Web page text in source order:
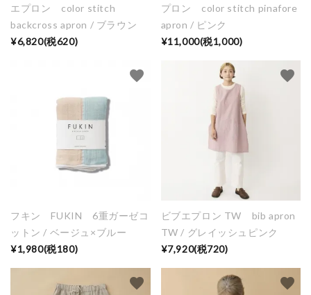
エプロン color stitch
backcross apron / ブラウン
¥6,820(税620)
プロン color stitch pinafore
apron / ピンク
¥11,000(税1,000)
フキン FUKIN 6重ガーゼコ
ットン / ベージュ×ブルー
¥1,980(税180)
favorite
ビブエプロン TW bib apron
TW / グレイッシュピンク
¥7,920(税720)
favorite
favorite favorite
キーワード
close